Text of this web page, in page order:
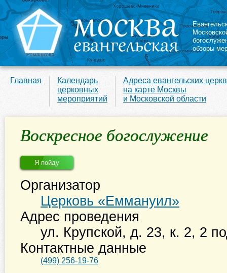
обзоры
Главная
Календарь
церковных
мероприятий
Адреса евангельских
на карте Москвы
и Московской области
Воскресное богослужение
Я пойду
Организатор
Церковь «Еммануил»
Адрес проведения
ул. Крупской, д. 23, к. 2, 2
Контактные данные
(499) 256-19-76